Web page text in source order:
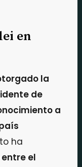
en
la
de
a
ha
el